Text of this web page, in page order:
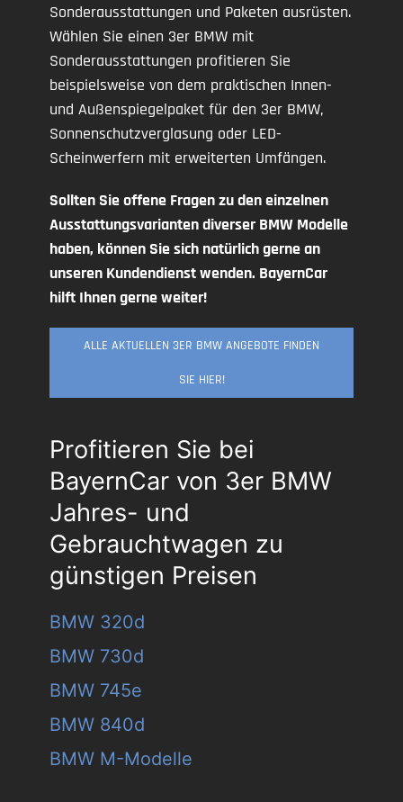
Sonderausstattungen und Paketen ausrüsten.
Wählen Sie einen 3er BMW mit
Sonderausstattungen profitieren Sie
beispielsweise von dem praktischen Innen-
und Außenspiegelpaket für den 3er BMW,
Sonnenschutzverglasung oder LED-
Scheinwerfern mit erweiterten Umfängen.
Sollten Sie offene Fragen zu den einzelnen
Ausstattungsvarianten diverser BMW Modelle
haben, können Sie sich natürlich gerne an
unseren Kundendienst wenden. BayernCar
hilft Ihnen gerne weiter!
ALLE AKTUELLEN 3ER BMW ANGEBOTE FINDEN
SIE HIER!
Profitieren Sie bei
BayernCar von 3er BMW
Jahres- und
Gebrauchtwagen zu
günstigen Preisen
BMW 320d
BMW 730d
BMW 745e
BMW 840d
BMW M-Modelle